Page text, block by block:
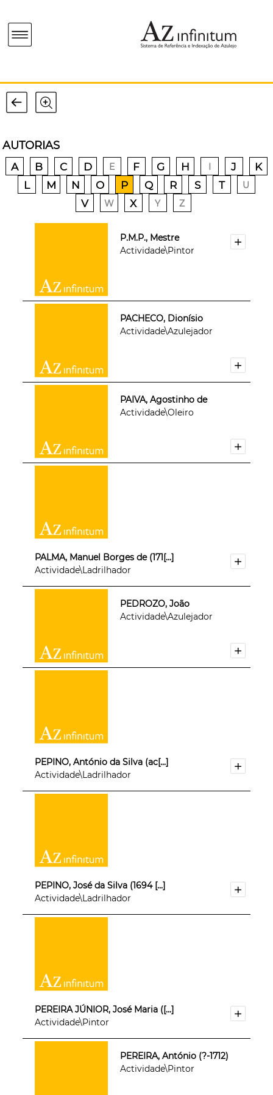
AUTORIAS
A B C D E F G H I J
K
L
M N O P Q R S T U
V W X Y Z
P.M.P., Mestre
Actividade\Pintor
PACHECO, Dionísio
Actividade\Azulejador
PAIVA, Agostinho de
Actividade\Oleiro
PALMA, Manuel Borges de (171[...]
Actividade\Ladrilhador
PEDROZO, João
Actividade\Azulejador
PEPINO, António da Silva (ac[...]
Actividade\Ladrilhador
PEPINO, José da Silva (1694 [...]
Actividade\Ladrilhador
PEREIRA JÚNIOR, José Maria ([...]
Actividade\Pintor
PEREIRA, António (?-1712)
Actividade\Pintor